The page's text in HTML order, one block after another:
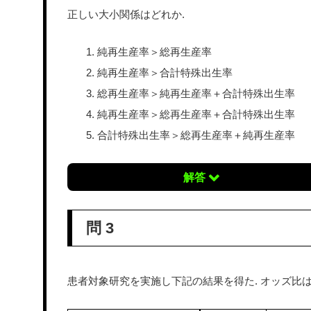
正しい大小関係はどれか.
純再生産率＞総再生産率
純再生産率＞合計特殊出生率
総再生産率＞純再生産率＋合計特殊出生率
純再生産率＞総再生産率＋合計特殊出生率
合計特殊出生率＞総再生産率＋純再生産率
解答
問 3
患者対象研究を実施し下記の結果を得た. オッズ比